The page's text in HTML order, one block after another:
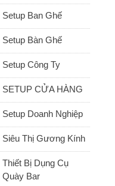
Setup Ban Ghế
Setup Bàn Ghế
Setup Công Ty
SETUP CỬA HÀNG
Setup Doanh Nghiệp
Siêu Thị Gương Kính
Thiết Bị Dụng Cụ
Quày Bar